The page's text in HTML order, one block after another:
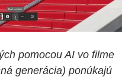
pomocou AI vo filme
generácia) ponúkajú